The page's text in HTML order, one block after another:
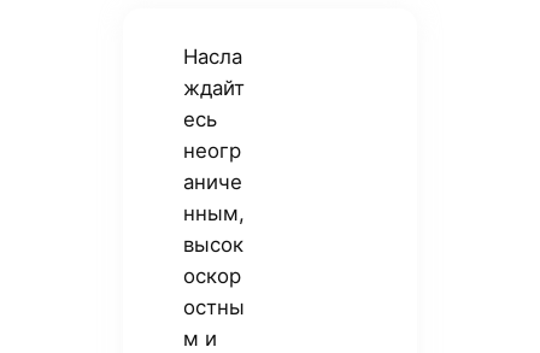
Насла
ждайт
есь
неогр
аниче
нным,
высок
оскор
остны
м и